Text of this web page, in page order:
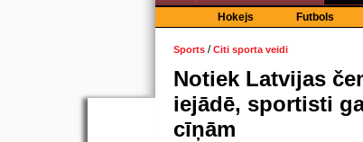
Hokejs
Futbols
Sports /Citi sporta veidi
Notiek Latvijas
iejādē, sportisti
cīņām